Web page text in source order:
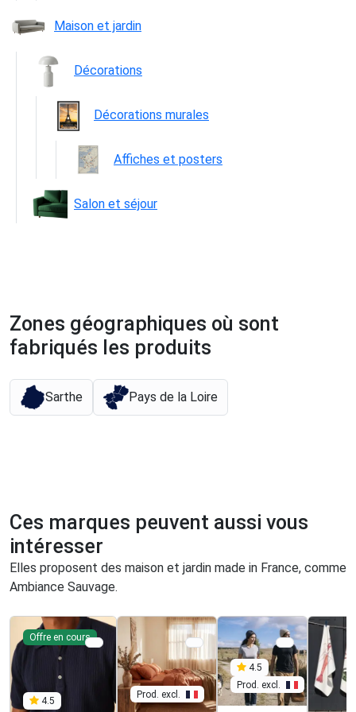
Maison et jardin
Décorations
Décorations murales
Affiches et posters
Salon et séjour
Zones géographiques où sont
fabriqués les produits
Sarthe Pays de la Loire
Ces marques peuvent aussi vous
intéresser
Elles proposent des maison et jardin made in France, comme
Ambiance Sauvage.
Offre en cours
4.5
Prod. excl.
4.5
Prod. excl.